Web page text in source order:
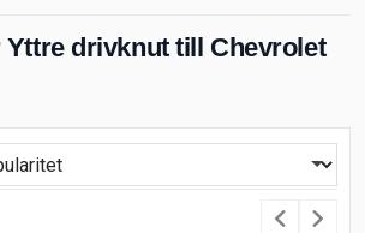
drivknut till Chevrolet